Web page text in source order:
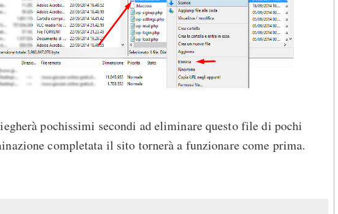
pochissimi secondi ad eliminare questo file di pochi
completata il sito tornerà a funzionare come prima.